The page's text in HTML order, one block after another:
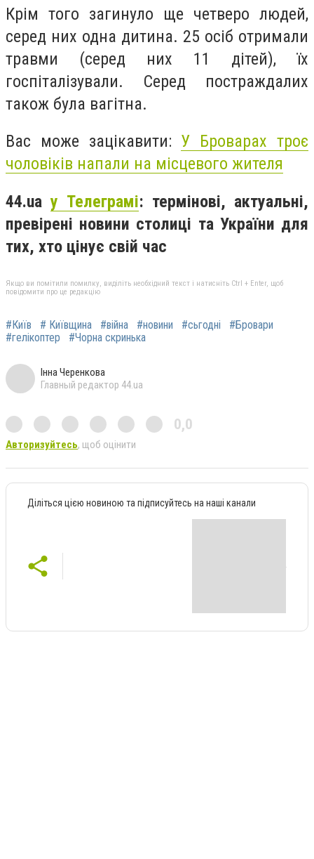
Крім того загинуло ще четверо людей,
серед них одна дитина. 25 осіб отримали
травми (серед них 11 дітей), їх
госпіталізували. Серед постраждалих
також була вагітна.
Вас може зацікавити: У Броварах троє
чоловіків напали на місцевого жителя
44.ua у Телеграмі: термінові, актуальні,
превірені новини столиці та України для
тих, хто цінує свій час
Якщо ви помітили помилку, виділіть необхідний текст і натисніть Ctrl + Enter, щоб
повідомити про це редакцію
#Київ # Київщина #війна #новини #сьгодні
#Бровари
#гелікоптер
#Чорна скринька
Інна Черенкова
Главный редактор 44.ua
0,0
Авторизуйтесь, щоб оцінити
Діліться цією новиною та підписуйтесь на наші канали